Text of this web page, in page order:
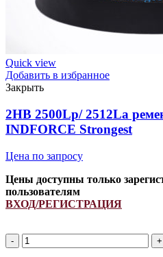
Quick view
Добавить в избранное
Закрыть
2HB 2500Lp/ 2512La
INDFORCE Strongest
Цена по запросу
Цены доступны только
пользователям
ВХОД/РЕГИСТРАЦИЯ
2HB
2500Lp/